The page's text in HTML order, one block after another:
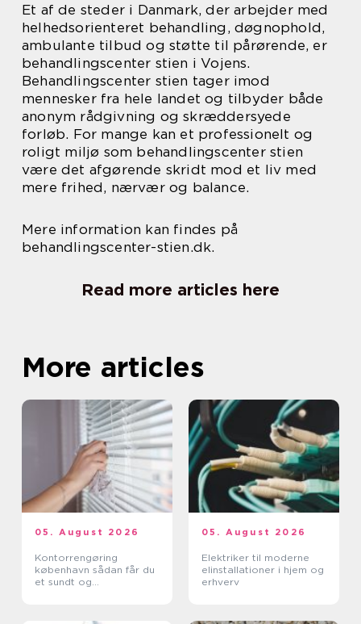
Et af de steder i Danmark, der arbejder med
helhedsorienteret behandling, døgnophold,
ambulante tilbud og støtte til pårørende, er
behandlingscenter stien i Vojens.
Behandlingscenter stien tager imod
mennesker fra hele landet og tilbyder både
anonym rådgivning og skræddersyede
forløb. For mange kan et professionelt og
roligt miljø som behandlingscenter stien
være det afgørende skridt mod et liv med
mere frihed, nærvær og balance.
Mere information kan findes på
behandlingscenter-stien.dk.
Read more articles here
More articles
05. August 2026
Kontorrengøring
københavn sådan får du
et sundt og
05. August 2026
Elektriker til moderne
elinstallationer i hjem og
erhverv